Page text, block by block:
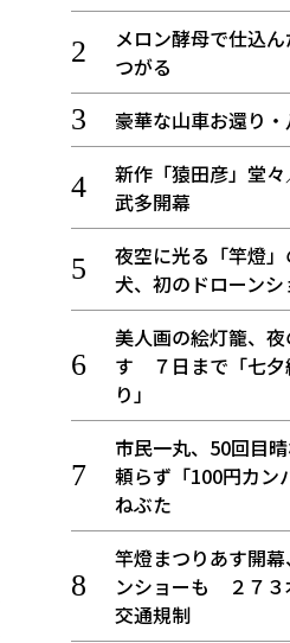
メロン酵母で仕込
つがる
豪華な山車お還り
新作「猿田彦」堂
武多開幕
夜空に光る「竿燈
犬、初のドローン
美人画の絵灯籠、
す ７日まで「七夕
り」
市民一丸、50回目
頼らず「100円カン
ねぶた
竿燈まつりあす開
ンショーも ２７３
交通規制